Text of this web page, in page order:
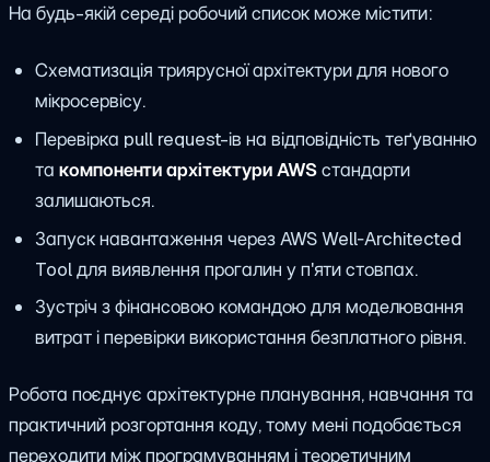
На будь-якій середі робочий список може містити:
Схематизація триярусної архітектури для нового
мікросервісу.
Перевірка pull request-ів на відповідність теґуванню
та компоненти архітектури AWSстандарти
залишаються.
Запуск навантаження через AWS Well‑Architected
Tool для виявлення прогалин у п'яти стовпах.
Зустріч з фінансовою командою для моделювання
витрат і перевірки використання безплатного рівня.
Робота поєднує архітектурне планування, навчання та
практичний розгортання коду, тому мені подобається
переходити між програмуванням і теоретичним